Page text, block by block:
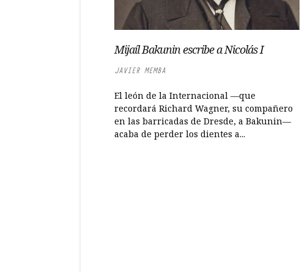
Mijaíl Bakunin escribe a Nicolás I
JAVIER MEMBA
El león de la Internacional —que
recordará Richard Wagner, su compañero
en las barricadas de Dresde, a Bakunin—
acaba de perder los dientes a...